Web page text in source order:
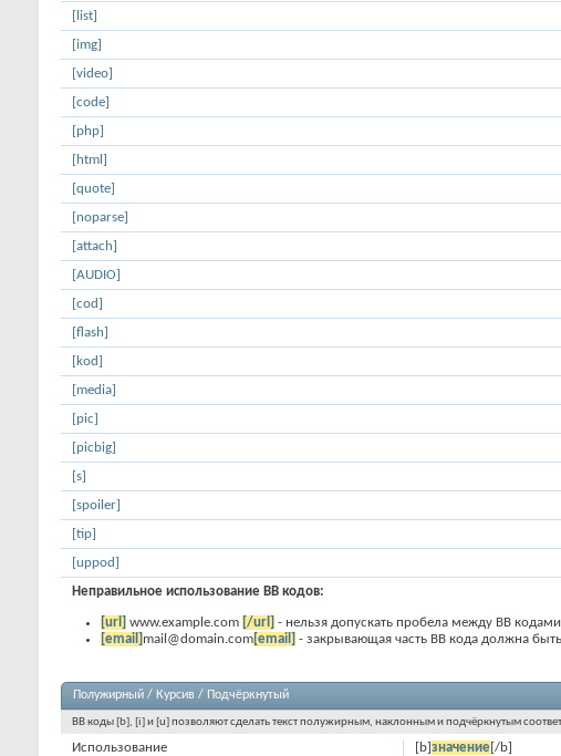
[list]
[img]
[video]
[code]
[php]
[html]
[quote]
[noparse]
[attach]
[AUDIO]
[cod]
[flash]
[kod]
[media]
[pic]
[picbig]
[s]
[spoiler]
[tip]
[uppod]
Неправильное использование BB кодов:
[url] www.example.com [/url] - нельзя допускать пробела между BB
[email] mail@domain.com[email] - закрывающая часть BB кода должна
Полужирный / Курсив / Подчёркнутый
BB коды [b], [i] и [u] позволяют сделать текст полужирным, наклонным и подчёркнутым
[b]значение[/b]
Использование